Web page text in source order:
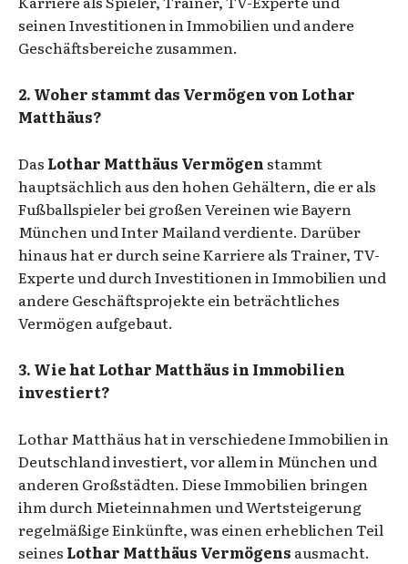
seinen Investitionen in Immobilien und andere
Geschäftsbereiche zusammen.
2. Woher stammt das Vermögen von Lothar
Matthäus?
Das Lothar Matthäus Vermögen stammt
hauptsächlich aus den hohen Gehältern, die er als
Fußballspieler bei großen Vereinen wie Bayern
München und Inter Mailand verdiente. Darüber
hinaus hat er durch seine Karriere als Trainer, TV-
Experte und durch Investitionen in Immobilien und
andere Geschäftsprojekte ein beträchtliches
Vermögen aufgebaut.
3. Wie hat Lothar Matthäus in Immobilien
investiert?
Lothar Matthäus hat in verschiedene Immobilien in
Deutschland investiert, vor allem in München und
anderen Großstädten. Diese Immobilien bringen
ihm durch Mieteinnahmen und Wertsteigerung
regelmäßige Einkünfte, was einen erheblichen Teil
seines Lothar Matthäus Vermögens ausmacht.